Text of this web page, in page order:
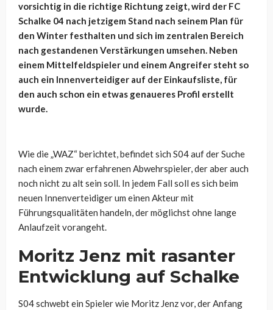
vorsichtig in die richtige Richtung zeigt, wird der FC
Schalke 04 nach jetzigem Stand nach seinem Plan für
den Winter festhalten und sich im zentralen Bereich
nach gestandenen Verstärkungen umsehen. Neben
einem Mittelfeldspieler und einem Angreifer steht so
auch ein Innenverteidiger auf der Einkaufsliste, für
den auch schon ein etwas genaueres Profil erstellt
wurde.
Wie die „WAZ“ berichtet, befindet sich S04 auf der Suche
nach einem zwar erfahrenen Abwehrspieler, der aber auch
noch nicht zu alt sein soll. In jedem Fall soll es sich beim
neuen Innenverteidiger um einen Akteur mit
Führungsqualitäten handeln, der möglichst ohne lange
Anlaufzeit vorangeht.
Moritz Jenz mit rasanter
Entwicklung auf Schalke
S04 schwebt ein Spieler wie Moritz Jenz vor, der Anfang